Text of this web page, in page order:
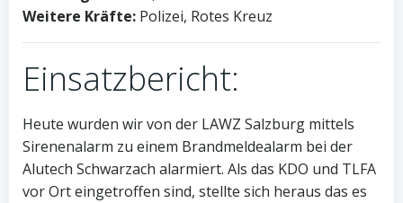
Weitere Kräfte: Polizei, Rotes Kreuz
Einsatzbericht:
Heute wurden wir von der LAWZ Salzburg mittels
Sirenenalarm zu einem Brandmeldealarm bei der
Alutech Schwarzach alarmiert. Als das KDO und TLFA
vor Ort eingetroffen sind, stellte sich heraus das es